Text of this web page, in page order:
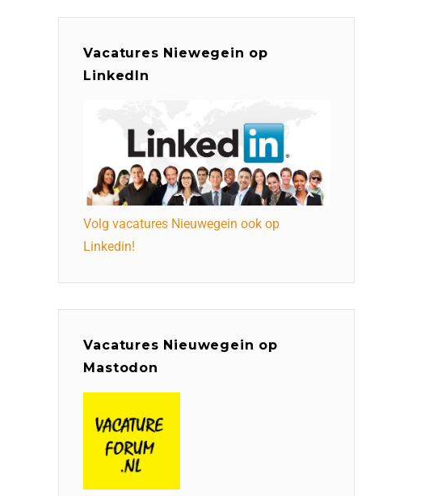
Vacatures Niewegein op
LinkedIn
Volg vacatures Nieuwegein ook op
Linkedin!
Vacatures Nieuwegein op
Mastodon